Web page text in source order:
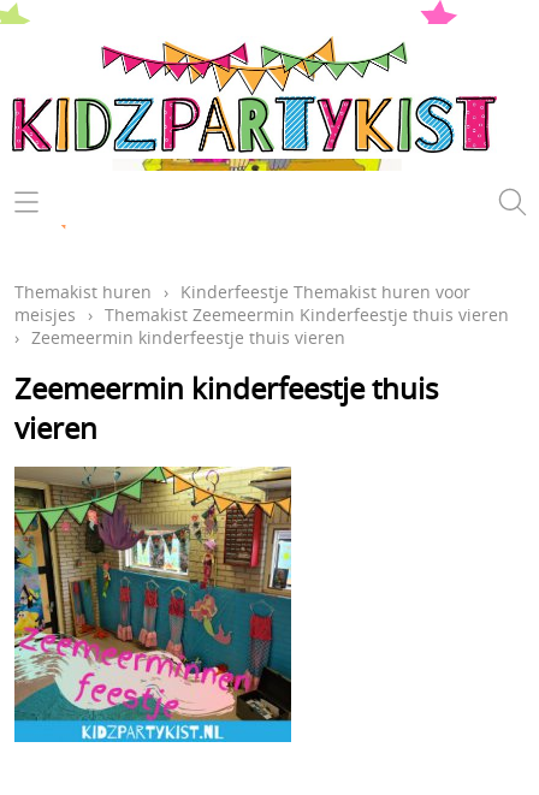
Kinderfeestje
Speurtochten draaiboeken
Hoe werkt het?
Voorwaarden
Even voorstellen
Contact
Gastenboek
Mijn account
Reacties van klanten
Themakist huren › Kinderfeestje Themakist huren voor
meisjes
› Themakist Zeemeermin Kinderfeestje thuis vieren
› Zeemeermin kinderfeestje thuis vieren
Zeemeermin kinderfeestje thuis
vieren